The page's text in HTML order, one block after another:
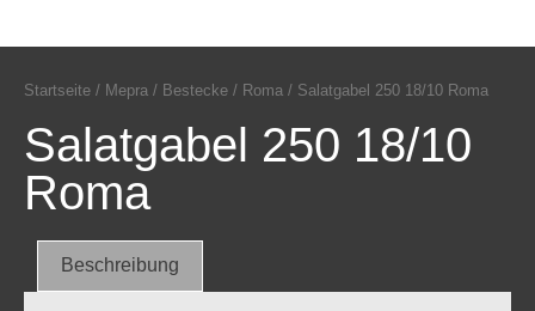
Startseite / Mepra / Bestecke / Roma / Salatgabel 250 18/10 Roma
Salatgabel 250 18/10
Roma
Beschreibung